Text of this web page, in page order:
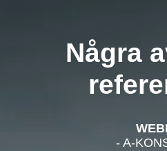
Några
- A-